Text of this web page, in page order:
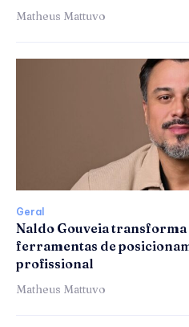
Matheus Mattuvo
Geral
Naldo Gouveia
ferramentas de
profissional
Matheus Mattuvo